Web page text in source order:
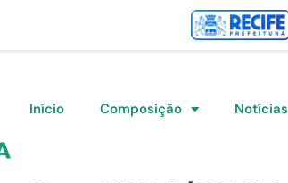
Início Composição Notícias